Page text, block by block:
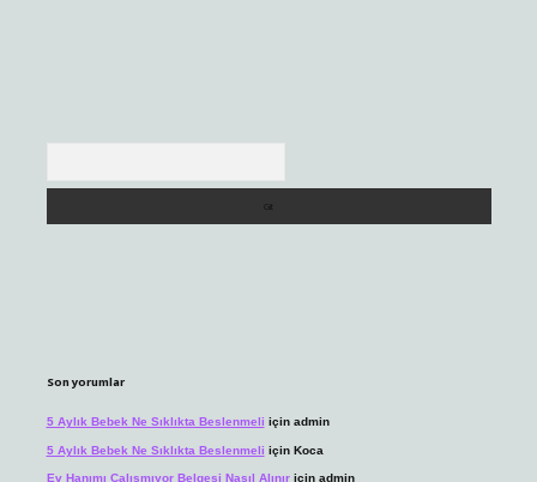
Son yorumlar
5 Aylık Bebek Ne Sıklıkta Beslenmeli için admin
5 Aylık Bebek Ne Sıklıkta Beslenmeli için Koca
Ev Hanımı Çalışmıyor Belgesi Nasıl Alınıriçin admin